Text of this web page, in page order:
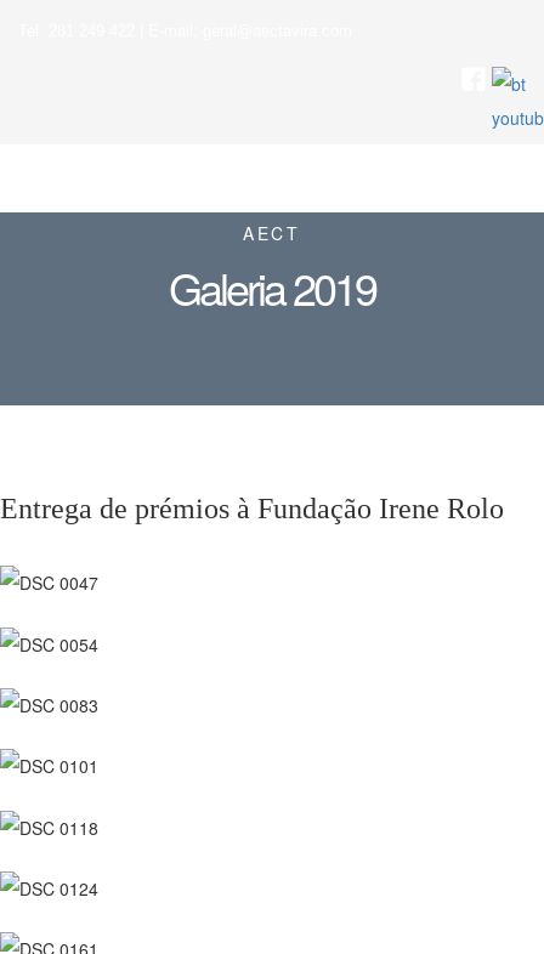
AECT
Galeria 2019
Entrega de prémios à Fundação Irene Rolo